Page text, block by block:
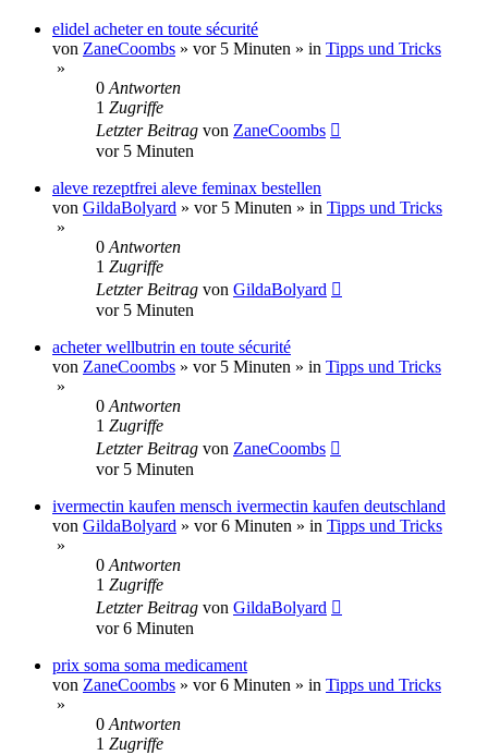
elidel acheter en toute sécurité
von ZaneCoombs » vor 5 Minuten » in Tipps und Tricks
»
0 Antworten
1 Zugriffe
Letzter Beitrag von ZaneCoombs
vor 5 Minuten
aleve rezeptfrei aleve feminax bestellen
von GildaBolyard » vor 5 Minuten » in Tipps und Tricks
»
0 Antworten
1 Zugriffe
Letzter Beitrag von GildaBolyard
vor 5 Minuten
acheter wellbutrin en toute sécurité
von ZaneCoombs » vor 5 Minuten » in Tipps und Tricks
»
0 Antworten
1 Zugriffe
Letzter Beitrag von ZaneCoombs
vor 5 Minuten
ivermectin kaufen mensch ivermectin kaufen deutschland
von GildaBolyard » vor 6 Minuten » in Tipps und Tricks
»
0 Antworten
1 Zugriffe
Letzter Beitrag von GildaBolyard
vor 6 Minuten
prix soma soma medicament
von ZaneCoombs » vor 6 Minuten » in Tipps und Tricks
»
0 Antworten
1 Zugriffe